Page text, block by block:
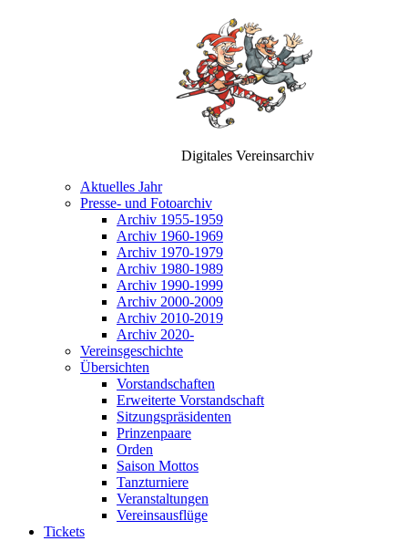
Digitales Vereinsarchiv
Aktuelles Jahr
Presse- und Fotoarchiv
Archiv 1955-1959
Archiv 1960-1969
Archiv 1970-1979
Archiv 1980-1989
Archiv 1990-1999
Archiv 2000-2009
Archiv 2010-2019
Archiv 2020-
Vereinsgeschichte
Übersichten
Vorstandschaften
Erweiterte Vorstandschaft
Sitzungspräsidenten
Prinzenpaare
Orden
Saison Mottos
Tanzturniere
Veranstaltungen
Vereinsausflüge
Tickets